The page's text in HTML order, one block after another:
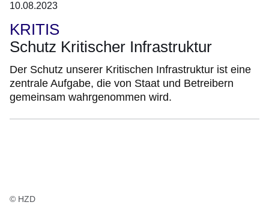
10.08.2023
KRITIS
Schutz Kritischer Infrastruktur
Der Schutz unserer Kritischen Infrastruktur ist eine
zentrale Aufgabe, die von Staat und Betreibern
gemeinsam wahrgenommen wird.
© HZD